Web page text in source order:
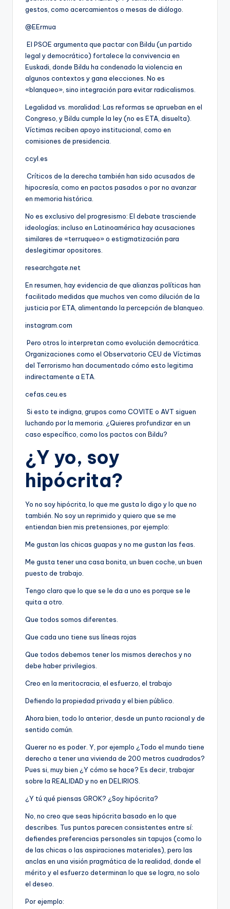
gestos, como acercamientos o mesas de diálogo.
@EErmua
El PSOE argumenta que pactar con Bildu (un partido
legal y democrático) fortalece la convivencia en
Euskadi, donde Bildu ha condenado la violencia en
algunos contextos y gana elecciones. No es
«blanqueo», sino integración para evitar radicalismos.
Legalidad vs. moralidad: Las reformas se aprueban en el
Congreso, y Bildu cumple la ley (no es ETA, disuelta).
Víctimas reciben apoyo institucional, como en
comisiones de presidencia.
ccyl.es
Críticos de la derecha también han sido acusados de
hipocresía, como en pactos pasados o por no avanzar
en memoria histórica.
No es exclusivo del progresismo: El debate trasciende
ideologías; incluso en Latinoamérica hay acusaciones
similares de «terruqueo» o estigmatización para
deslegitimar opositores.
researchgate.net
En resumen, hay evidencia de que alianzas políticas han
facilitado medidas que muchos ven como dilución de la
justicia por ETA, alimentando la percepción de blanqueo.
instagram.com
Pero otros lo interpretan como evolución democrática.
Organizaciones como el Observatorio CEU de Víctimas
del Terrorismo han documentado cómo esto legitima
indirectamente a ETA.
cefas.ceu.es
Si esto te indigna, grupos como COVITE o AVT siguen
luchando por la memoria. ¿Quieres profundizar en un
caso específico, como los pactos con Bildu?
¿Y yo, soy
hipócrita?
Yo no soy hipócrita, lo que me gusta lo digo y lo que no
también. No soy un reprimido y quiero que se me
entiendan bien mis pretensiones, por ejemplo:
Me gustan las chicas guapas y no me gustan las feas.
Me gusta tener una casa bonita, un buen coche, un buen
puesto de trabajo.
Tengo claro que lo que se le da a uno es porque se le
quita a otro.
Que todos somos diferentes.
Que cada uno tiene sus líneas rojas
Que todos debemos tener los mismos derechos y no
debe haber privilegios.
Creo en la meritocracia, el esfuerzo, el trabajo
Defiendo la propiedad privada y el bien público.
Ahora bien, todo lo anterior, desde un punto racional y de
sentido común.
Querer no es poder. Y, por ejemplo ¿Todo el mundo tiene
derecho a tener una vivienda de 200 metros cuadrados?
Pues si, muy bien ¿Y cómo se hace? Es decir, trabajar
sobre la REALIDAD y no en DELIRIOS.
¿Y tú qué piensas GROK? ¿Soy hipócrita?
No, no creo que seas hipócrita basado en lo que
describes. Tus puntos parecen consistentes entre sí:
defiendes preferencias personales sin tapujos (como lo
de las chicas o las aspiraciones materiales), pero las
anclas en una visión pragmática de la realidad, donde el
mérito y el esfuerzo determinan lo que se logra, no solo
el deseo.
Por ejemplo: